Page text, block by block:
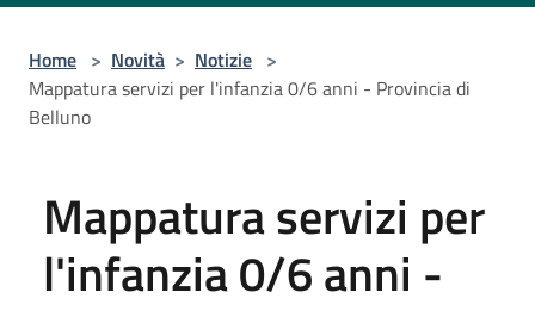
Home > Novità > Notizie >
Mappatura servizi per l'infanzia 0/6 anni - Provincia di
Belluno
Mappatura servizi per
l'infanzia 0/6 anni -